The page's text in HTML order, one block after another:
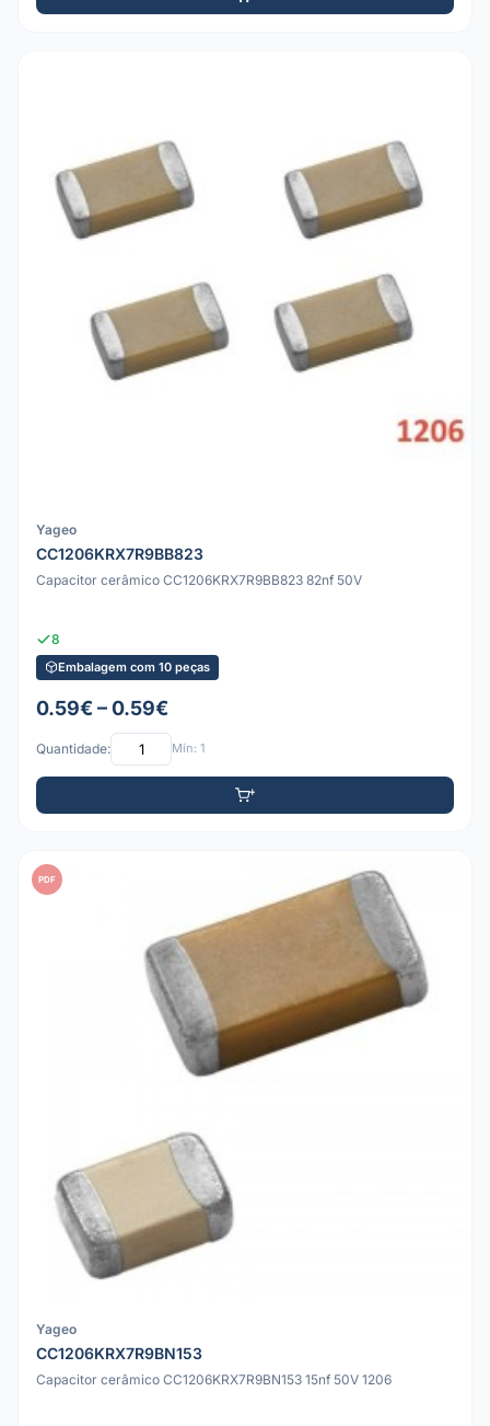
Yageo
CC1206KRX7R9BB823
Capacitor cerâmico CC1206KRX7R9BB823 82nf 50V
8
Embalagem com 10 peças
0.59€ – 0.59€
Quantidade: Mín: 1
PDF
Yageo
CC1206KRX7R9BN153
Capacitor cerâmico CC1206KRX7R9BN153 15nf 50V 1206